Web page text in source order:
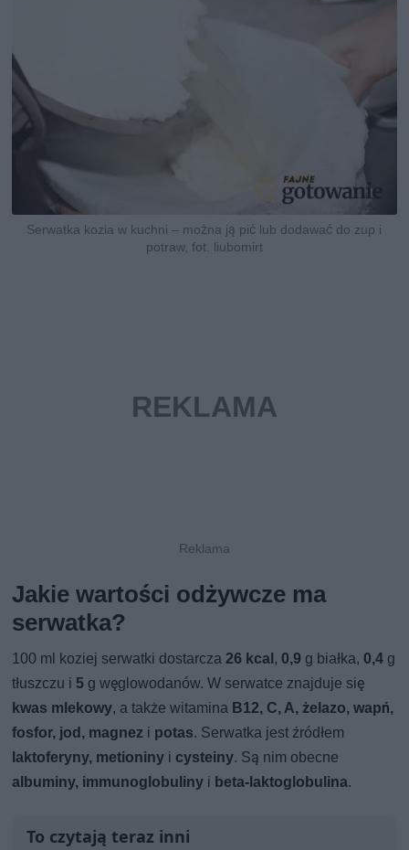
Serwatka kozia w kuchni – można ją pić lub dodawać do zup i
potraw, fot. liubomirt
Jakie wartości odżywcze ma
serwatka?
100 ml koziej serwatki dostarcza 26 kcal , 0,9 g białka, 0,4 g
tłuszczu i 5 g węglowodanów. W serwatce znajduje się
kwas mlekowy, a także witamina B12, C, A, żelazo, wapń,
fosfor, jod, magnez i potas. Serwatka jest źródłem
laktoferyny, metioniny i cysteiny. Są nim obecne
albuminy, immunoglobuliny i beta-laktoglobulina.
To czytają teraz inni